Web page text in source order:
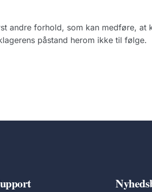
andre forhold, som kan medføre, at
påstand herom ikke til følge.